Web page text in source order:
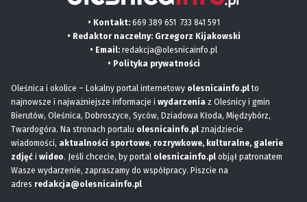
• Kontakt: 669 389 651 733 841 591
• Redaktor naczelny: Grzegorz Kijakowski
• Email: redakcja@olesnicainfo.pl
• Polityka prywatności
Oleśnica i okolice – Lokalny portal internetowy olesnicainfo.plto
najnowsze i najważniejsze informacje i wydarzenia z Oleśnicy i gmin
Bierutów, Oleśnica, Dobroszyce, Syców, Dziadowa Kłoda, Międzybórz,
Twardogóra. Na stronach portalu olesnicainfo.pl znajdziecie
wiadomości, aktualności sportowe, rozrywkowe, kulturalne, galerie
zdjęć i wideo. Jeśli chcecie, by portal olesnicainfo.pl objął patronatem
Wasze wydarzenie, zapraszamy do współpracy. Piszcie na
adres redakcja@olesnicainfo.pl